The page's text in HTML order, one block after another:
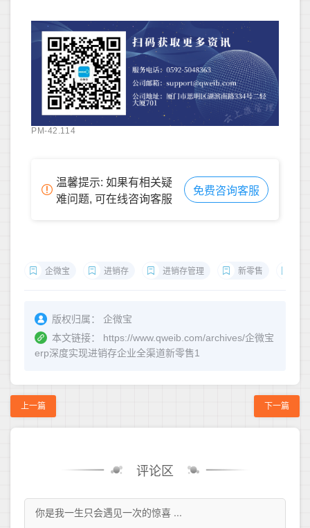
PM-42.114
温馨提示: 如果有相关疑
难问题, 可在线咨询客服
免费咨询客服
企微宝 进销存 进销存管理 新零售
版权归属：
企微宝
本文链接：
https://www.qweib.com/archives/企微宝
erp深度实现进销存企业全渠道新零售1
上一篇 下一篇
评论区